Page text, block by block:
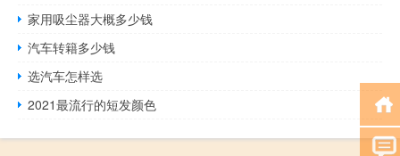
家用吸尘器大概多少钱
汽车转籍多少钱
选汽车怎样选
2021最流行的短发颜色